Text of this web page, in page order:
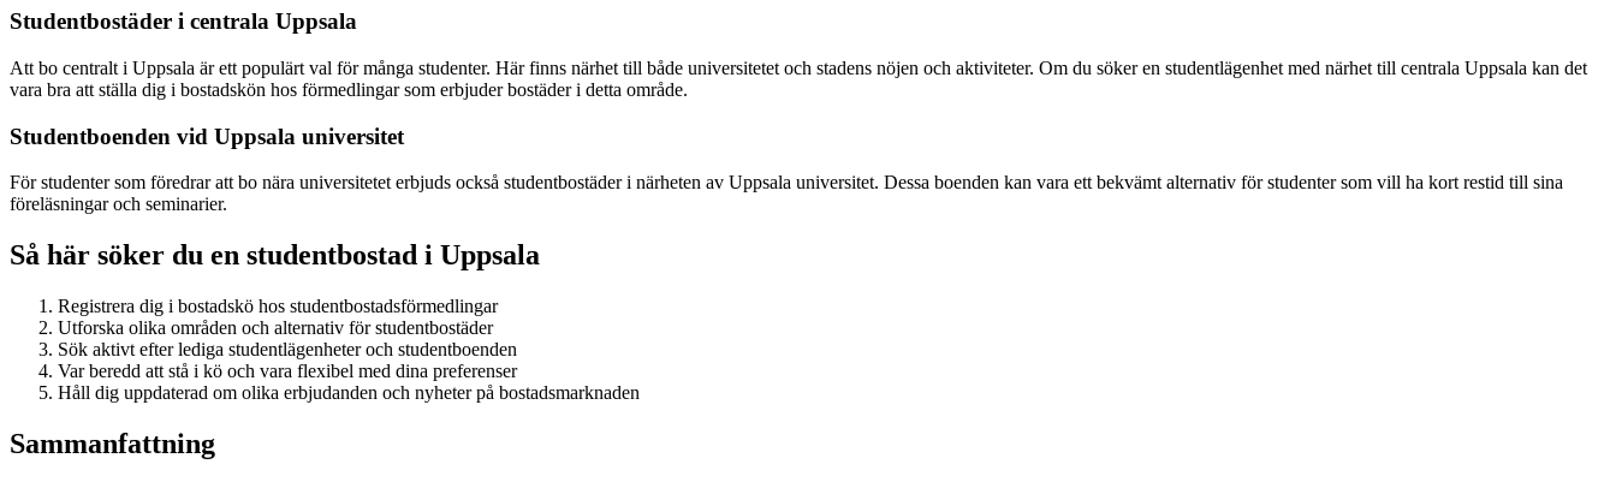
Studentbostäder i centrala Uppsala
Att bo centralt i Uppsala är ett populärt val för många studenter. Här finns närhet till både universitetet och stadens nöjen och aktiviteter. Om du söker en studentlägenhet med närhet till centrala Uppsala kan det
vara bra att ställa dig i bostadskön hos förmedlingar som erbjuder bostäder i detta område.
Studentboenden vid Uppsala universitet
För studenter som föredrar att bo nära universitetet erbjuds också studentbostäder i närheten av Uppsala universitet. Dessa boenden kan vara ett bekvämt alternativ för studenter som vill ha kort restid till sina
föreläsningar och seminarier.
Så här söker du en studentbostad i Uppsala
Registrera dig i bostadskö hos studentbostadsförmedlingar
Utforska olika områden och alternativ för studentbostäder
Sök aktivt efter lediga studentlägenheter och studentboenden
Var beredd att stå i kö och vara flexibel med dina preferenser
Håll dig uppdaterad om olika erbjudanden och nyheter på bostadsmarknaden
Sammanfattning